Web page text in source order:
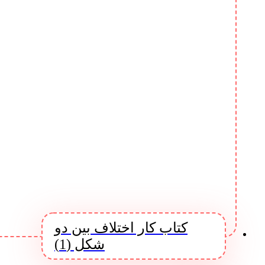
کتاب کار اختلاف بین دو
شکل (1)